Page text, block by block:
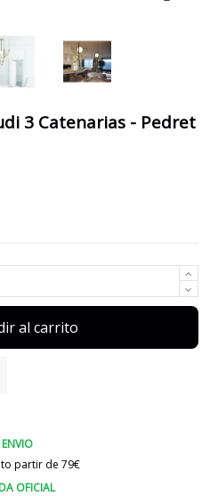
3 Catenarias - Pedret
al carrito
ENVIO
partir de 79€
OFICIAL